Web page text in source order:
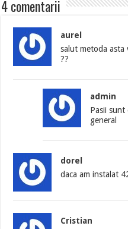
4 comentarii
aurel
salut metoda asta
??
admin
Pasii sunt
general
dorel
daca am instalat
Cristian